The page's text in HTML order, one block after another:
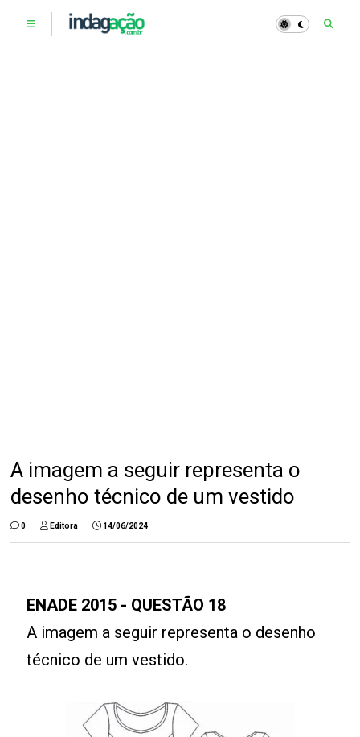
A imagem a seguir representa o
desenho técnico de um vestido
0 Editora 14/06/2024
ENADE 2015 - QUESTÃO 18
A imagem a seguir representa o desenho
técnico de um vestido.